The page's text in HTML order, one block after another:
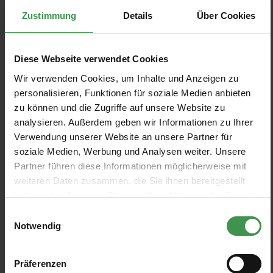
Zustimmung Details Über Cookies
Diese Webseite verwendet Cookies
Wir verwenden Cookies, um Inhalte und Anzeigen zu
personalisieren, Funktionen für soziale Medien anbieten
zu können und die Zugriffe auf unsere Website zu
analysieren. Außerdem geben wir Informationen zu Ihrer
Verwendung unserer Website an unsere Partner für
soziale Medien, Werbung und Analysen weiter. Unsere
Partner führen diese Informationen möglicherweise mit
weiteren Daten zusammen, die Sie ihnen bereitgestellt
haben oder die sie im Rahmen Ihrer Nutzung der Dienste
Notwendig
Präferenzen
2 Farben
Ab 149,00 €
2 Farben
Tapete Tillsammans
Studio Lisa Bengtsson
Ab 149,00 €
Studio Lisa Bengtsson
Tapete Firenze
Studio Lisa Bengtsson
2 Farben
Tapete Vera
Studio Lisa Bengtsson
1 Farben